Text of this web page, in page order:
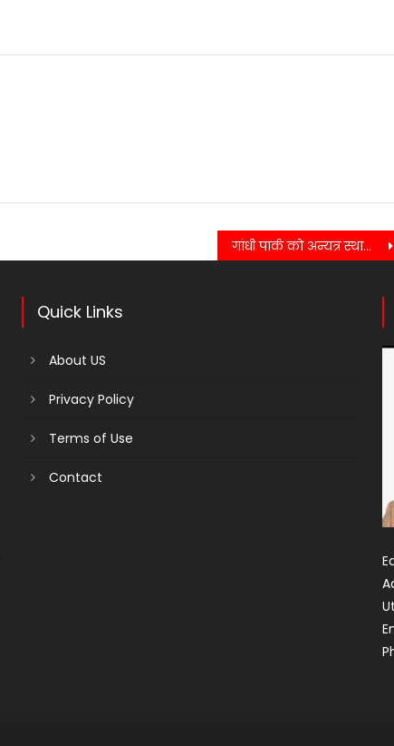
गांधी पार्क को अन्यत्र स्थानांतरित कर शॉपिंग कॉम्पलेक्स बनाये जाने की तैयारी….
Quick Links
About US
Privacy Policy
Terms of Use
Contact